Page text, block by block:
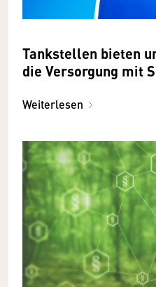
Tankstellen bieten
die Versorgung mit
Weiterlesen